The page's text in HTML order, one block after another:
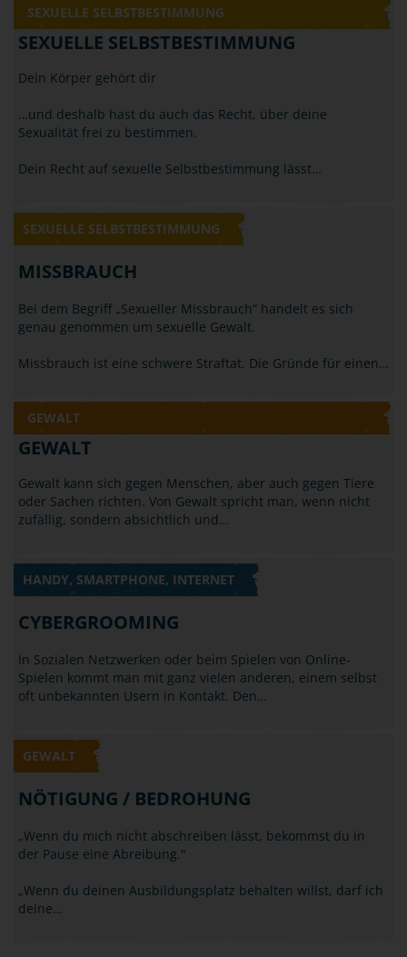
SEXUELLE SELBSTBESTIMMUNG
SEXUELLE SELBSTBESTIMMUNG
Dein Körper gehört dir
…und deshalb hast du auch das Recht, über deine
Sexualität frei zu bestimmen.
Dein Recht auf sexuelle Selbstbestimmung lässt…
SEXUELLE SELBSTBESTIMMUNG
MISSBRAUCH
Bei dem Begriff „Sexueller Missbrauch“ handelt es sich
genau genommen um sexuelle Gewalt.
Missbrauch ist eine schwere Straftat. Die Gründe für einen…
GEWALT
GEWALT
Gewalt kann sich gegen Menschen, aber auch gegen Tiere
oder Sachen richten. Von Gewalt spricht man, wenn nicht
zufällig, sondern absichtlich und…
HANDY, SMARTPHONE, INTERNET
CYBERGROOMING
In Sozialen Netzwerken oder beim Spielen von Online-
Spielen kommt man mit ganz vielen anderen, einem selbst
oft unbekannten Usern in Kontakt. Den…
GEWALT
NÖTIGUNG / BEDROHUNG
„Wenn du mich nicht abschreiben lässt, bekommst du in
der Pause eine Abreibung."
„Wenn du deinen Ausbildungsplatz behalten willst, darf ich
deine…